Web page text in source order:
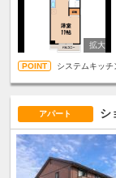
システムキッ
アパート シ